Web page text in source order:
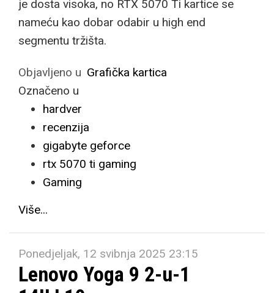
je dosta visoka, no RTX 5070 Ti kartice se
nameću kao dobar odabir u high end
segmentu tržišta.
Objavljeno u Grafička kartica
Označeno u
hardver
recenzija
gigabyte geforce
rtx 5070 ti gaming
Gaming
Više...
Ponedjeljak, 12 svibnja 2025 23:15
Lenovo Yoga 9 2-u-1